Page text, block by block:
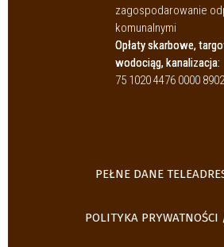
zagospodarowanie
komunalnymi
Opłaty skarbowe,
wodociąg, kanalizacja:
75 1020 4476 0000
PEŁNE DANE
POLITYKA PRYWATNOŚCI